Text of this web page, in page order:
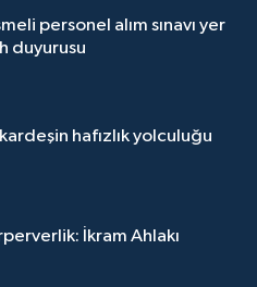
personel alım sınavı yer
duyurusu
kardeşin hafızlık yolculuğu
İkram Ahlakı